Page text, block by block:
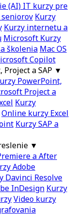
(AI) IT kurzy pre
Kurzy
Kurzy internetu a
Microsoft Kurzy
školenia Mac OS
Copilot
a SAP ▼
PowerPoint,
Project a
Kurzy
Online kurzy Excel
Kurzy SAP a
▼
a After
Adobe
Davinci Resolve
InDesign Kurzy
Video kurzy